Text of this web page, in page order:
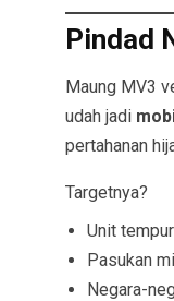
Pindad
Maung MV3
udah jadi
pertahanan
Targetnya?
Unit
Pasukan
Negara-